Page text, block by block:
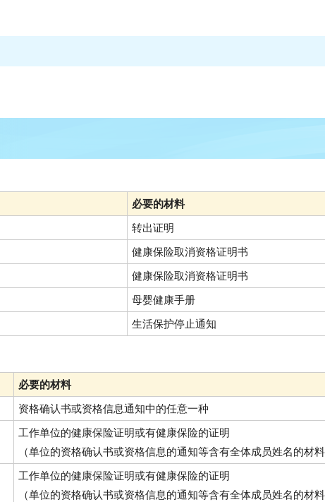
必要的材料
转出证明
健康保险取消资格证明书
健康保险取消资格证明书
母婴健康手册
生活保护停止通知
必要的材料
资格确认书或资格信息通知中的任意一种
工作单位的健康保险证明或有健康保险的证明
（单位的资格确认书或资格信息的通知等含有全体成员姓名的材
工作单位的健康保险证明或有健康保险的证明
（单位的资格确认书或资格信息的通知等含有全体成员姓名的材